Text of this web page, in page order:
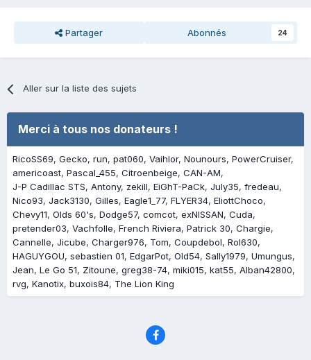
Partager Abonnés 24
Aller sur la liste des sujets
Merci à tous nos donateurs !
RicoSS69 Gecko run pat060 Vaihlor Nounours PowerCruiser
americoast Pascal_455 Citroenbeige CAN-AM
J-P Cadillac STS Antony zekill EiGhT-PaCk July35 fredeau
Nico93 Jack3130 Gilles Eagle1_77 FLYER34 EliottChoco
Chevy11 Olds 60's Dodge57 comcot exNISSAN Cuda
pretender03 Vachfolle French Riviera Patrick 30 Chargie
Cannelle Jicube Charger976 Tom Coupdebol Rol630
HAGUYGOU sebastien 01 EdgarPot Old54 Sally1979 Umungus
Jean Le Go 51 Zitoune greg38-74 miki015 kat55 Alban42800
rvg Kanotix buxois84 The Lion King